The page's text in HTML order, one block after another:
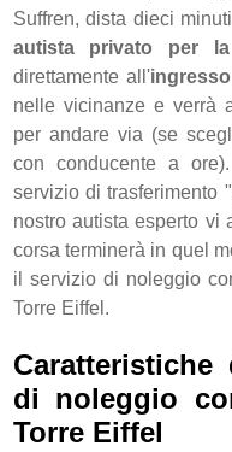
Suffren, dista dieci
autista privato per
direttamente all'
nelle vicinanze e verrà
per andare via (se
con conducente a
servizio di trasferimento
nostro autista esperto vi
corsa terminerà in quel
il servizio di noleggio
Torre Eiffel.
di noleggio
Torre Eiffel